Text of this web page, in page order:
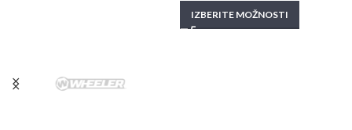
IZBERITE MOŽNOSTI